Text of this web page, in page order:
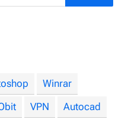
Winrar
VPN
Autocad